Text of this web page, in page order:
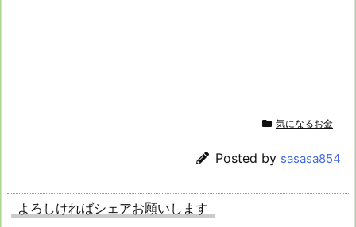
気になるお金
Posted by sasasa854
よろしければシェアお願いします